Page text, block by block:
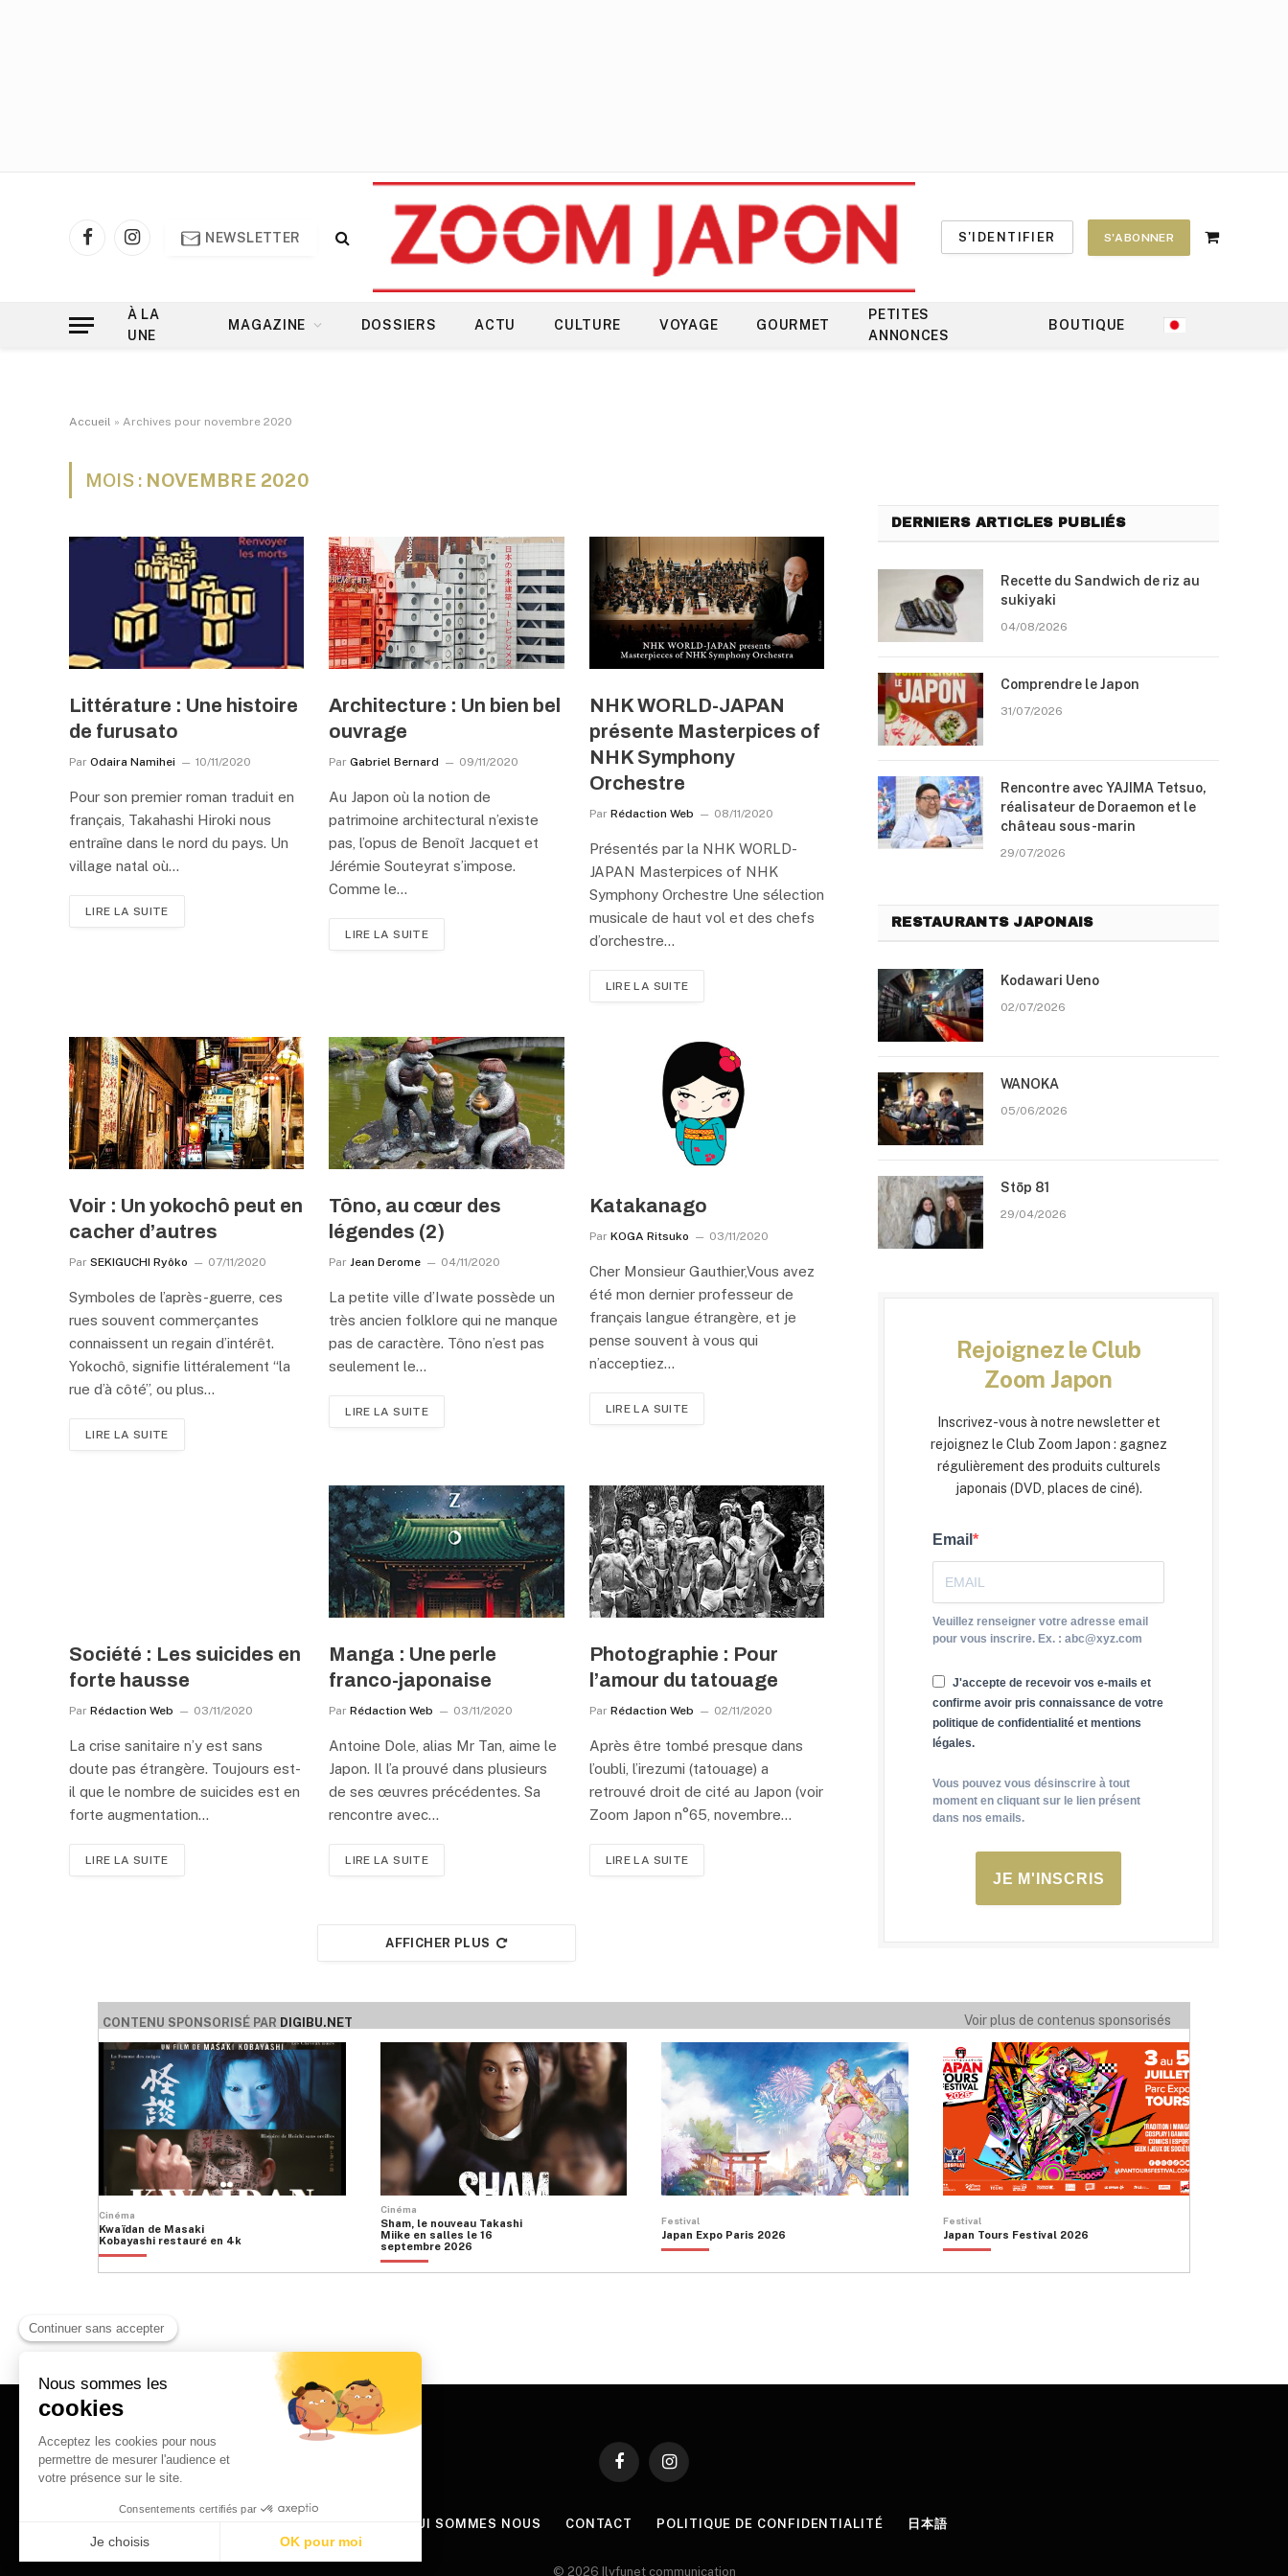
FacebookInstagram
NEWSLETTER S'IDENTIFIER S'ABONNER
Shopping
À LA
UNE
MAGAZINE DOSSIERS ACTU CULTURE VOYAGE GOURMET
PETITES
ANNONCES
BOUTIQUE
Accueil » Archives pour novembre 2020
MOIS : NOVEMBRE 2020
Littérature : Une histoire
de furusato
Par Odaira Namihei 10/11/2020
Pour son premier roman traduit en
français, Takahashi Hiroki nous
entraîne dans le nord du pays. Un
village natal où…
LIRE LA SUITE
Architecture : Un bien bel
ouvrage
Par Gabriel Bernard 09/11/2020
Au Japon où la notion de
patrimoine architectural n’existe
pas, l’opus de Benoît Jacquet et
Jérémie Souteyrat s’impose.
Comme le…
LIRE LA SUITE
NHK WORLD-JAPAN
présente Masterpices of
NHK Symphony
Orchestre
Par Rédaction Web 08/11/2020
Présentés par la NHK WORLD-
JAPAN Masterpices of NHK
Symphony Orchestre Une sélection
musicale de haut vol et des chefs
d’orchestre…
LIRE LA SUITE
Voir : Un yokochô peut en
cacher d’autres
Par SEKIGUCHI Ryôko 07/11/2020
Symboles de l’après-guerre, ces
rues souvent commerçantes
connaissent un regain d’intérêt.
Yokochô, signifie littéralement “la
rue d’à côté”, ou plus…
LIRE LA SUITE
Tôno, au cœur des
légendes (2)
Par Jean Derome 04/11/2020
La petite ville d’Iwate possède un
très ancien folklore qui ne manque
pas de caractère. Tôno n’est pas
seulement le…
LIRE LA SUITE
Katakanago
Par KOGA Ritsuko 03/11/2020
Cher Monsieur Gauthier,Vous avez
été mon dernier professeur de
français langue étrangère, et je
pense souvent à vous qui
n’acceptiez…
LIRE LA SUITE
Société : Les suicides en
forte hausse
Par Rédaction Web 03/11/2020
La crise sanitaire n’y est sans
doute pas étrangère. Toujours est-
il que le nombre de suicides est en
forte augmentation…
LIRE LA SUITE
Manga : Une perle
franco-japonaise
Par Rédaction Web 03/11/2020
Antoine Dole, alias Mr Tan, aime le
Japon. Il l’a prouvé dans plusieurs
de ses œuvres précédentes. Sa
rencontre avec…
LIRE LA SUITE
Photographie : Pour
l’amour du tatouage
Par Rédaction Web 02/11/2020
Après être tombé presque dans
l’oubli, l’irezumi (tatouage) a
retrouvé droit de cité au Japon (voir
Zoom Japon n°65, novembre…
LIRE LA SUITE
AFFICHER PLUS
DERNIERS ARTICLES PUBLIÉS
Recette du Sandwich de riz au
sukiyaki
04/08/2026
Comprendre le Japon
31/07/2026
Rencontre avec YAJIMA Tetsuo,
réalisateur de Doraemon et le
château sous-marin
29/07/2026
RESTAURANTS JAPONAIS
Kodawari Ueno
02/07/2026
WANOKA
05/06/2026
Stōp 81
29/04/2026
Rejoignez le Club
Zoom Japon
Inscrivez-vous à notre newsletter et
rejoignez le Club Zoom Japon : gagnez
régulièrement des produits culturels
japonais (DVD, places de ciné).
Email
Veuillez renseigner votre adresse email
pour vous inscrire. Ex. : abc@xyz.com
J'accepte de recevoir vos e-mails et
confirme avoir pris connaissance de votre
politique de confidentialité et mentions
légales.
Vous pouvez vous désinscrire à tout
moment en cliquant sur le lien présent
dans nos emails.
JE M'INSCRIS
CONTENU SPONSORISÉ PAR DIGIBU.NET Voir plus de contenus sponsorisés
Cinéma
Kwaïdan de Masaki
Kobayashi restauré en 4k
Cinéma
Sham, le nouveau Takashi
Miike en salles le 16
septembre 2026
Festival
Japan Expo Paris 2026
Festival
Japan Tours Festival 2026
FacebookInstagram
QUI SOMMES NOUS CONTACT POLITIQUE DE CONFIDENTIALITÉ 日本語
© 2026 Ilyfunet communication